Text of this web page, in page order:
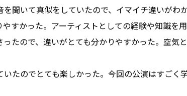
を聞いて真似をしていたので、イマイチ違いが
すかった。アーティストとしての経験や知識
たので、違いがとても分かりやすかった。空
たのでとても楽しかった。今回の公演はすご